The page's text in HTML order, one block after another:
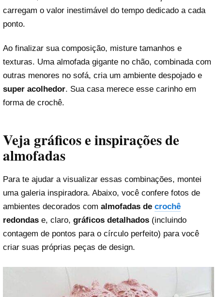
carregam o valor inestimável do tempo dedicado a cada
ponto.
Ao finalizar sua composição, misture tamanhos e
texturas. Uma almofada gigante no chão, combinada com
outras menores no sofá, cria um ambiente despojado e
super acolhedor. Sua casa merece esse carinho em
forma de crochê.
Veja gráficos e inspirações de
almofadas
Para te ajudar a visualizar essas combinações, montei
uma galeria inspiradora. Abaixo, você confere fotos de
ambientes decorados com almofadas de crochê
redondas e, claro, gráficos detalhados (incluindo
contagem de pontos para o círculo perfeito) para você
criar suas próprias peças de design.